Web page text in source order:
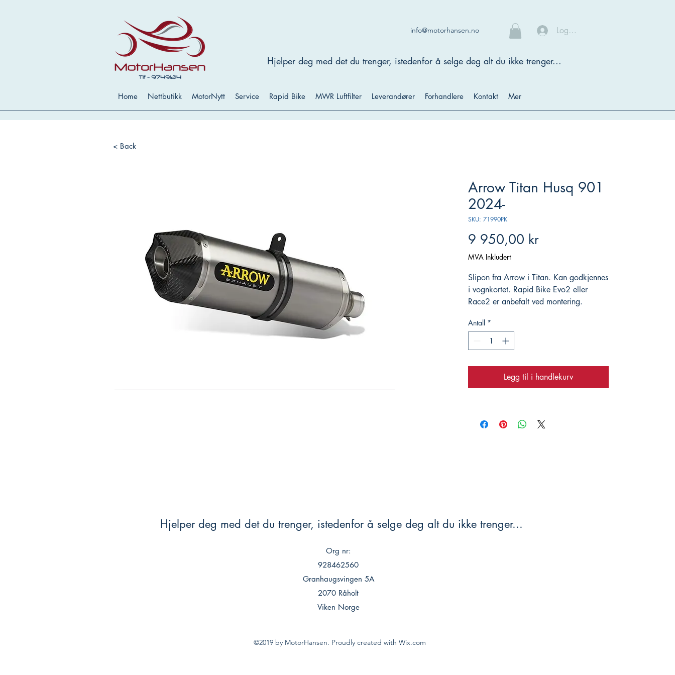
info@motorhansen.no Logg inn
Hjelper deg med det du trenger, istedenfor å selge deg alt du ikke trenger...
Home Nettbutikk MotorNytt Service Rapid Bike MWR Luftfilter Leverandører Forhandlere Kontakt Mer
< Back
Arrow Titan Husq 901
2024-
SKU: 71990PK
9 950,00 krPris
MVA Inkludert
Slipon fra Arrow i Titan. Kan godkjennes
i vognkortet. Rapid Bike Evo2 eller
Race2 er anbefalt ved montering.
Antall *
Legg til i handlekurv
Hjelper deg med det du trenger, istedenfor å selge deg alt du ikke trenger...
Org nr:
928462560
Granhaugsvingen 5A
2070 Råholt
Viken Norge
©2019 by MotorHansen. Proudly created with Wix.com